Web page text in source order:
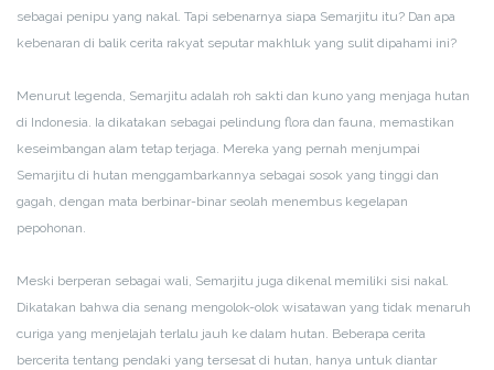
sebagai penipu yang nakal. Tapi sebenarnya siapa Semarjitu itu? Dan apa
kebenaran di balik cerita rakyat seputar makhluk yang sulit dipahami ini?
Menurut legenda, Semarjitu adalah roh sakti dan kuno yang menjaga hutan
di Indonesia. Ia dikatakan sebagai pelindung flora dan fauna, memastikan
keseimbangan alam tetap terjaga. Mereka yang pernah menjumpai
Semarjitu di hutan menggambarkannya sebagai sosok yang tinggi dan
gagah, dengan mata berbinar-binar seolah menembus kegelapan
pepohonan.
Meski berperan sebagai wali, Semarjitu juga dikenal memiliki sisi nakal.
Dikatakan bahwa dia senang mengolok-olok wisatawan yang tidak menaruh
curiga yang menjelajah terlalu jauh ke dalam hutan. Beberapa cerita
bercerita tentang pendaki yang tersesat di hutan, hanya untuk diantar